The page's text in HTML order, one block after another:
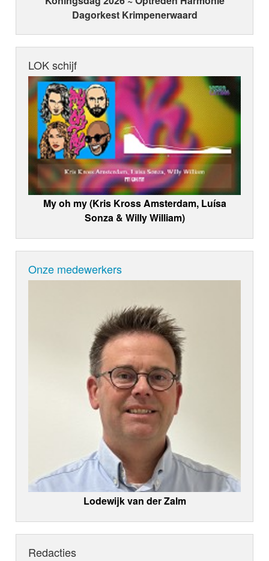
Dagorkest Krimpenerwaard
LOK schijf
My oh my (Kris Kross Amsterdam, Luísa
Sonza & Willy William)
Onze medewerkers
Lodewijk van der Zalm
Redacties